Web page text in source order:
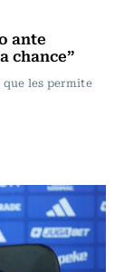
ante
chance”
les permite